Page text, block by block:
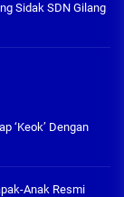
Sidak SDN Gilang
‘Keok’ Dengan
Anak Resmi